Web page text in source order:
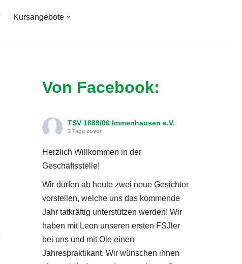
Kursangebote
Von Facebook:
TSV 1889/06 Immenhausen e.V.
3 Tage zuvor
Herzlich Willkommen in der
Geschäftsstelle!
Wir dürfen ab heute zwei neue Gesichter
vorstellen, welche uns das kommende
Jahr tatkräftig unterstützen werden! Wir
haben mit Leon unseren ersten FSJler
bei uns und mit Ole einen
Jahrespraktikant. Wir wünschen ihnen